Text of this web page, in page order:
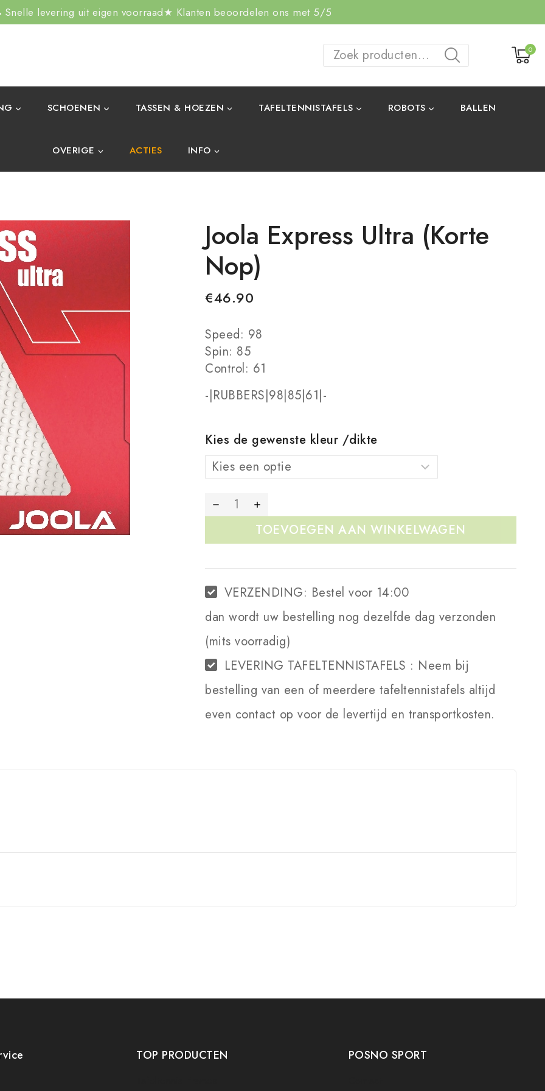
levering uit eigen voorraad★ Klanten beoordelen ons met 5/5
ZOEKEN
0
SCHOENEN TASSEN & HOEZEN TAFELTENNISTAFELS ROBOTS BALLEN
OVERIGE ACTIES INFO
Joola Express Ultra (korte
Nop)
€46.90
Speed: 98
Spin: 85
Control: 61
-|RUBBERS|98|85|61|-
Kies de gewenste kleur /dikte
TOEVOEGEN AAN WINKELWAGEN
VERZENDING: Bestel voor 14:00
dan wordt uw bestelling nog dezelfde dag verzonden
(mits voorradig)
LEVERING TAFELTENNISTAFELS : Neem bij
bestelling van een of meerdere tafeltennistafels altijd
even contact op voor de levertijd en transportkosten.
TOP PRODUCTEN POSNO SPORT